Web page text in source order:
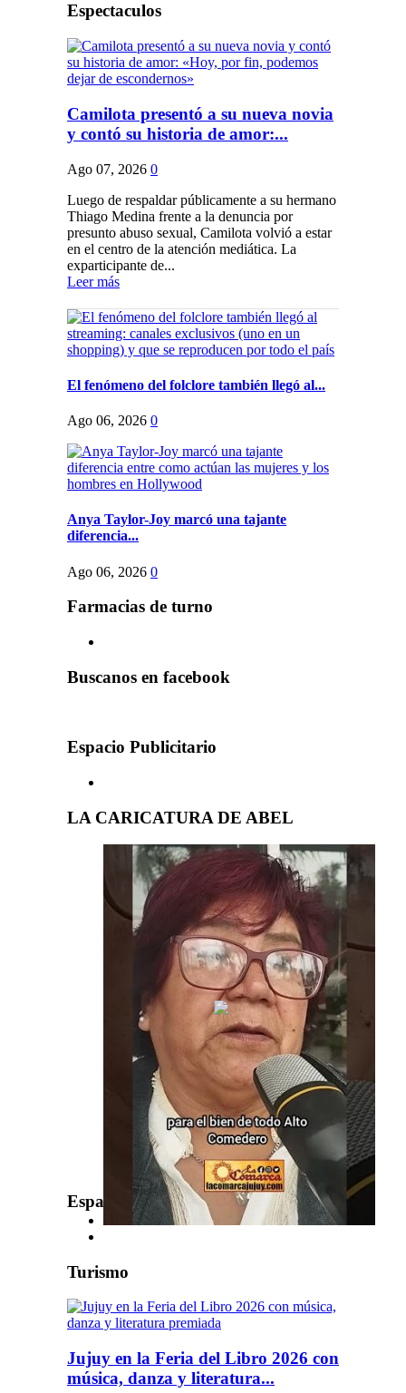
Espectaculos
Camilota presentó a su nueva novia
y contó su historia de amor:...
Ago 07, 2026 0
Luego de respaldar públicamente a su hermano
Thiago Medina frente a la denuncia por
presunto abuso sexual, Camilota volvió a estar
en el centro de la atención mediática. La
exparticipante de...
Leer más
El fenómeno del folclore también llegó al...
Ago 06, 2026 0
Anya Taylor-Joy marcó una tajante
diferencia...
Ago 06, 2026 0
Farmacias de turno
Buscanos en facebook
Espacio Publicitario
LA CARICATURA DE ABEL
Espacio Publicitario
Turismo
Jujuy en la Feria del Libro 2026 con
música, danza y literatura...